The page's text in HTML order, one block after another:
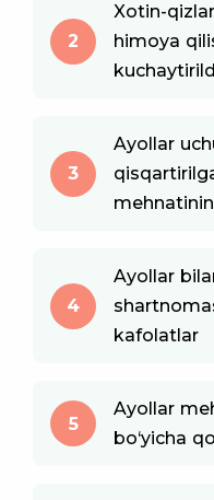
2
Xotin-
himoya
3
Ayollar
4
Ayollar
kafolatlar
5
Ayollar
bo‘yicha